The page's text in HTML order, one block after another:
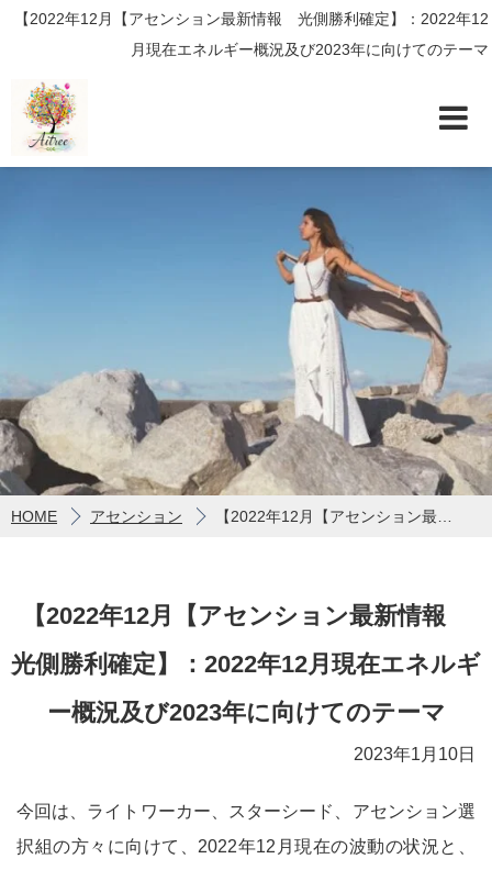
【2022年12月【アセンション最新情報 光側勝利確定】：2022年12
月現在エネルギー概況及び2023年に向けてのテーマ
HOME アセンション
【2022年12月【アセンション最新情報
光側勝利確定】：2022年12月現在エネルギ
ー概況及び2023年に向けてのテーマ
2023年1月10日
今回は、ライトワーカー、スターシード、アセンション選
択組の方々に向けて、2022年12月現在の波動の状況と、